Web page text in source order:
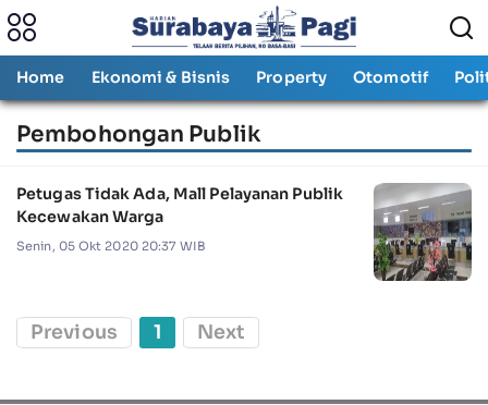
Home Ekonomi & Bisnis Property Otomotif
Pembohongan Publik
Petugas Tidak Ada, Mall Pelayanan Publik
Kecewakan Warga
Senin, 05 Okt 2020 20:37 WIB
Previous 1 Next